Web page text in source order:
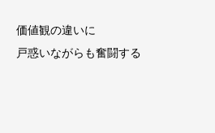
価値観の違いに
戸惑いながらも奮闘する